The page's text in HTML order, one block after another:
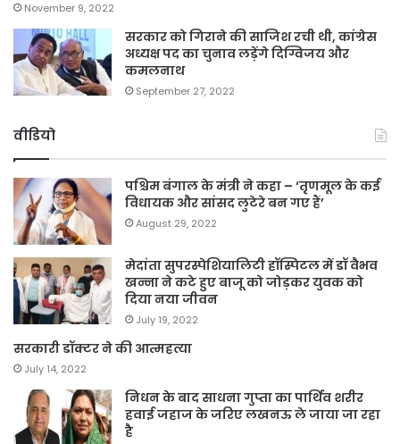
November 9, 2022
सरकार को गिराने की साजिश रची थी, कांग्रेस
अध्यक्ष पद का चुनाव लड़ेंगे दिग्विजय और
कमलनाथ
September 27, 2022
वीडियो
पश्चिम बंगाल के मंत्री ने कहा – ‘तृणमूल के कई
विधायक और सांसद लुटेरे बन गए हैं’
August 29, 2022
मेदांता सुपरस्पेशियालिटी हॉस्पिटल में डॉ वैभव
खन्ना ने कटे हुए बाजू को जोड़कर युवक को
दिया नया जीवन
July 19, 2022
सरकारी डॉक्टर ने की आत्महत्या
July 14, 2022
निधन के बाद साधना गुप्ता का पार्थिव शरीर
हवाई जहाज के जरिए लखनऊ ले जाया जा रहा
है